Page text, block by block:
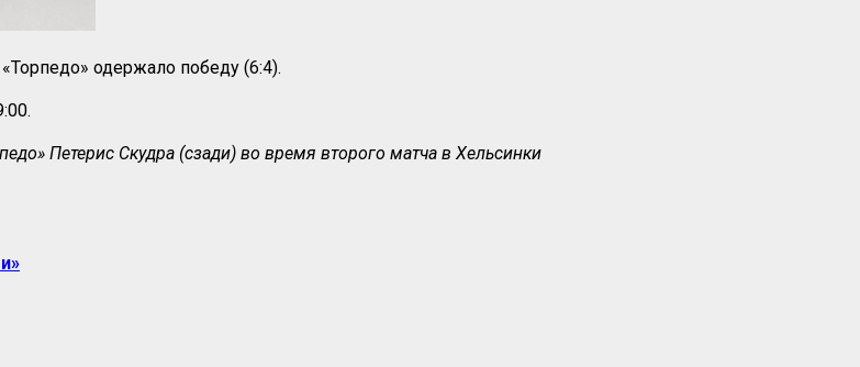
одержало победу (6:4).
Петерис Скудра (сзади) во время второго матча в Хельсинки